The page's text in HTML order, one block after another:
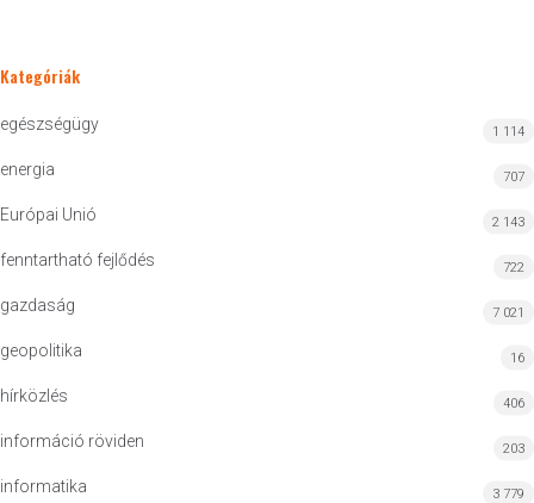
Kategóriák
egészségügy 1 114
energia 707
Európai Unió 2 143
fenntartható fejlődés 722
gazdaság 7 021
geopolitika 16
hírközlés 406
információ röviden 203
informatika 3 779